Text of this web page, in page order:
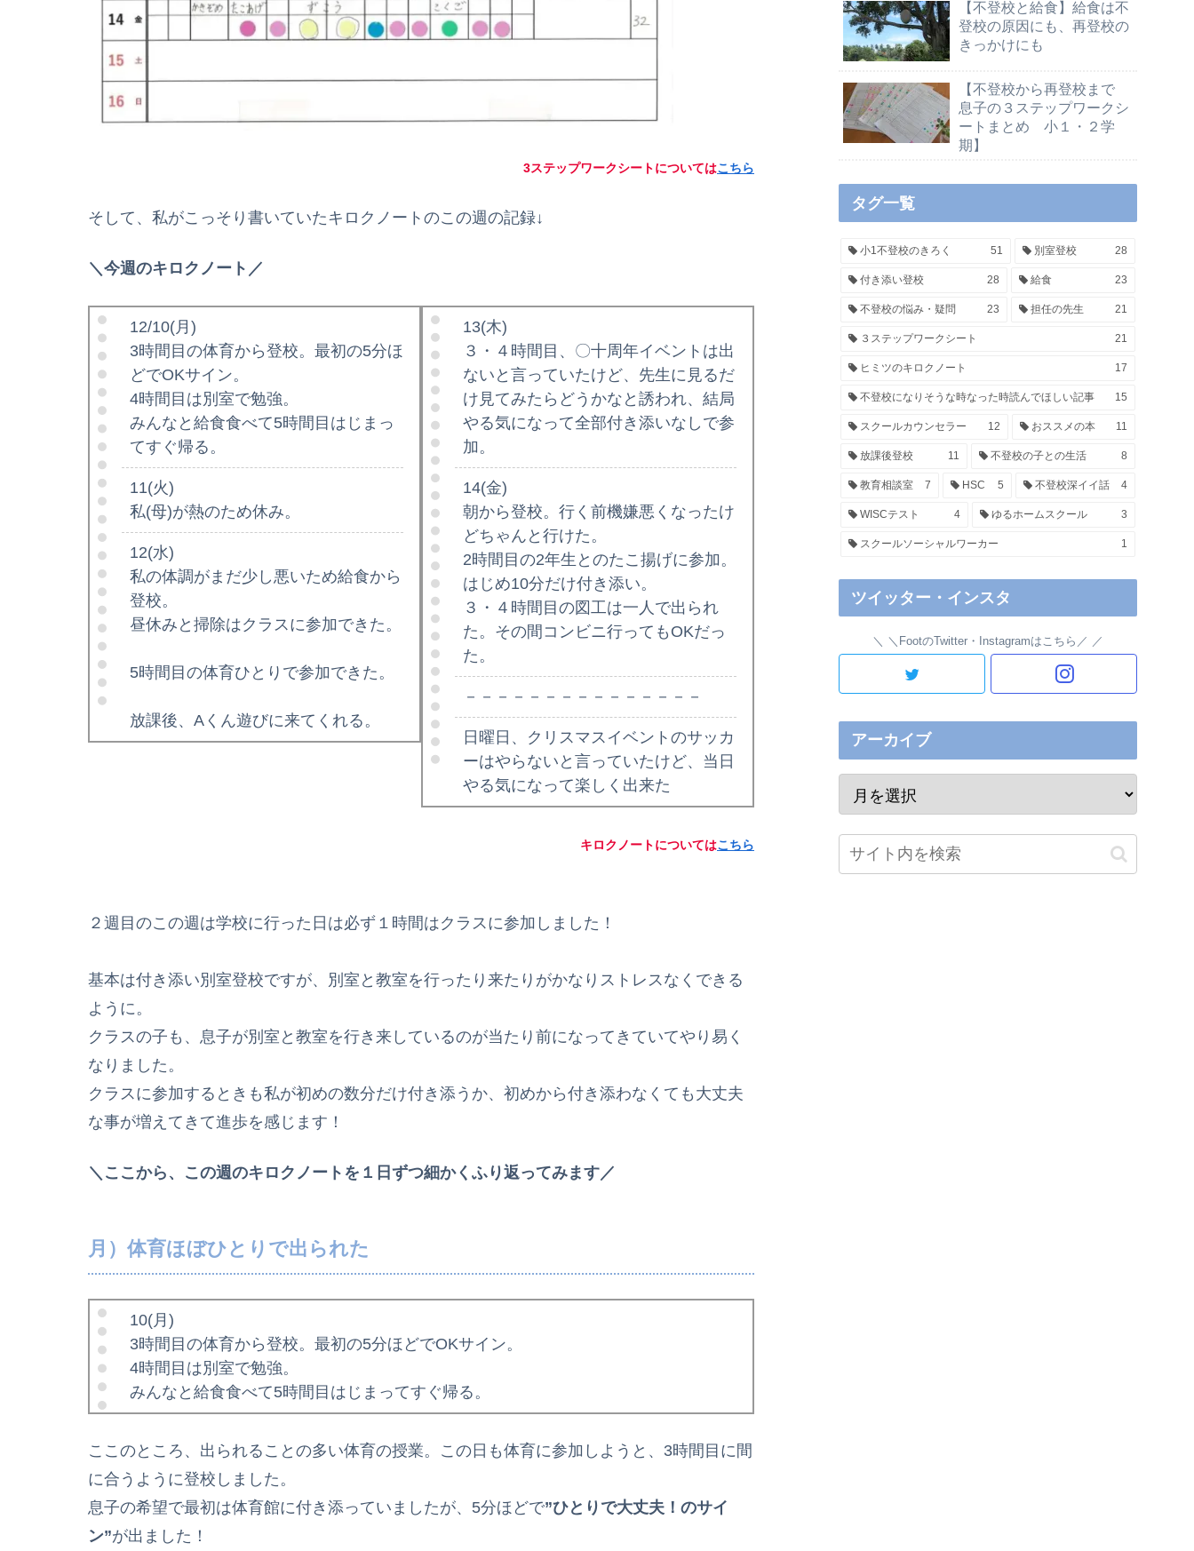
3ステップワークシートについてはこちら
そして、私がこっそり書いていたキロクノートのこの週の記録↓
＼今週のキロクノート／
12/10(月)
3時間目の体育から登校。最初の5分ほ
どでOKサイン。
4時間目は別室で勉強。
みんなと給食食べて5時間目はじまっ
てすぐ帰る。
11(火)
私(母)が熱のため休み。
12(水)
私の体調がまだ少し悪いため給食から
登校。
昼休みと掃除はクラスに参加できた。
5時間目の体育ひとりで参加できた。
放課後、Aくん遊びに来てくれる。
13(木)
３・４時間目、〇十周年イベントは出
ないと言っていたけど、先生に見るだ
け見てみたらどうかなと誘われ、結局
やる気になって全部付き添いなしで参
加。
14(金)
朝から登校。行く前機嫌悪くなったけ
どちゃんと行けた。
2時間目の2年生とのたこ揚げに参加。
はじめ10分だけ付き添い。
３・４時間目の図工は一人で出られ
た。その間コンビニ行ってもOKだっ
た。
－－－－－－－－－－－－－－－
日曜日、クリスマスイベントのサッカ
ーはやらないと言っていたけど、当日
やる気になって楽しく出来た
キロクノートについてはこちら
２週目のこの週は学校に行った日は必ず１時間はクラスに参加しました！
基本は付き添い別室登校ですが、別室と教室を行ったり来たりがかなりストレスなくできる
ように。
クラスの子も、息子が別室と教室を行き来しているのが当たり前になってきていてやり易く
なりました。
クラスに参加するときも私が初めの数分だけ付き添うか、初めから付き添わなくても大丈夫
な事が増えてきて進歩を感じます！
＼ここから、この週のキロクノートを１日ずつ細かくふり返ってみます／
月）体育ほぼひとりで出られた
10(月)
3時間目の体育から登校。最初の5分ほどでOKサイン。
4時間目は別室で勉強。
みんなと給食食べて5時間目はじまってすぐ帰る。
ここのところ、出られることの多い体育の授業。この日も体育に参加しようと、3時間目に間
に合うように登校しました。
息子の希望で最初は体育館に付き添っていましたが、5分ほどで”ひとりで大丈夫！のサイ
ン”が出ました！
【不登校と給食】給食は不
登校の原因にも、再登校の
きっかけにも
【不登校から再登校まで
息子の３ステップワークシ
ートまとめ 小１・２学
期】
タグ一覧
小1不登校のきろく 51 別室登校 28
付き添い登校 28 給食 23
不登校の悩み・疑問 23 担任の先生 21
３ステップワークシート 21
ヒミツのキロクノート 17
不登校になりそうな時なった時読んでほしい記事 15
スクールカウンセラー 12 おススメの本 11
放課後登校 11 不登校の子との生活 8
教育相談室 7 HSC 5 不登校深イイ話 4
WISCテスト 4 ゆるホームスクール 3
スクールソーシャルワーカー 1
ツイッター・インスタ
＼FootのTwitter・Instagramはこちら／
アーカイブ